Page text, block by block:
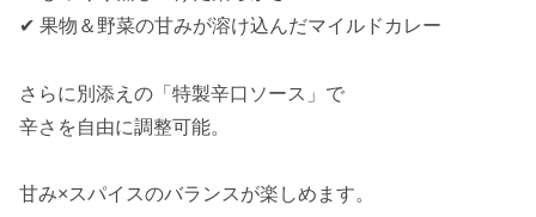
✔ 果物＆野菜の甘みが溶け込んだマイルドカレー
さらに別添えの「特製辛口ソース」で
辛さを自由に調整可能。
甘み×スパイスのバランスが楽しめます。